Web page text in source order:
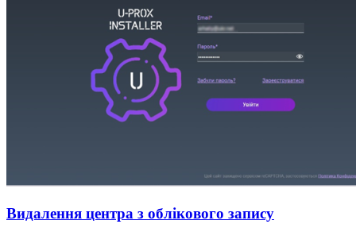
Видалення центра з облікового запису